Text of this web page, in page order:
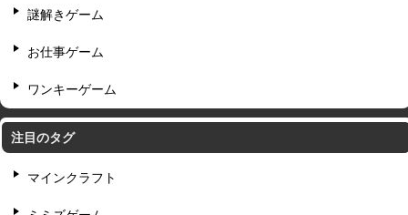
謎解きゲーム
お仕事ゲーム
ワンキーゲーム
注目のタグ
マインクラフト